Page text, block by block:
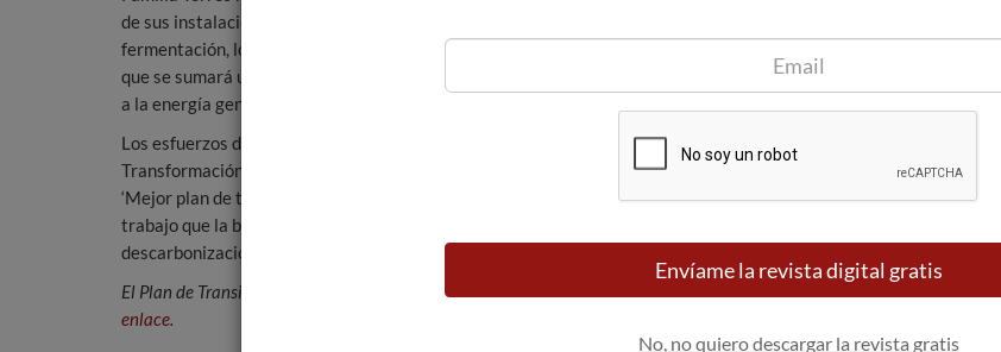
de sus instalaciones en Pacs del Penedès. Uno de ellos cubre la zona donde se encuentran los depósitos de
fermentación, lo que a su vez mejora su eficiencia ya que quedan protegidos del sol. Gracias a estos proyectos, al
que se sumará un cuarto antes de finalizar el año, la bodega alcanzará el 50% de autosuficiencia energética gracias
a la energía generada por sus placas solares y caldera de biomasa, en funcionamiento desde 2012.
Los esfuerzos de Familia Torres para reducir sus emisiones han sido reconocidos en los VIII Premios Expansión de
Transformación hacia una economía sostenible, celebrados esta semana en Madrid, con la entrega del premio al
‘Mejor plan de transición para alcanzar el objetivo Net Zero antes de 2050’. Un reconocimiento que ratifica el
trabajo que la bodega viene haciendo desde hace 15 años y que ahora recoge en su detallado plan de
descarbonización para alcanzar la neutralidad de las emisiones de carbono.
El Plan de Transición hacia Net Zero de Miguel Torres S.A. está disponible en la web de Familia Torres, a través de
enlace.
Envíame la revista digital gratis
No, no quiero descargar la revista gratis